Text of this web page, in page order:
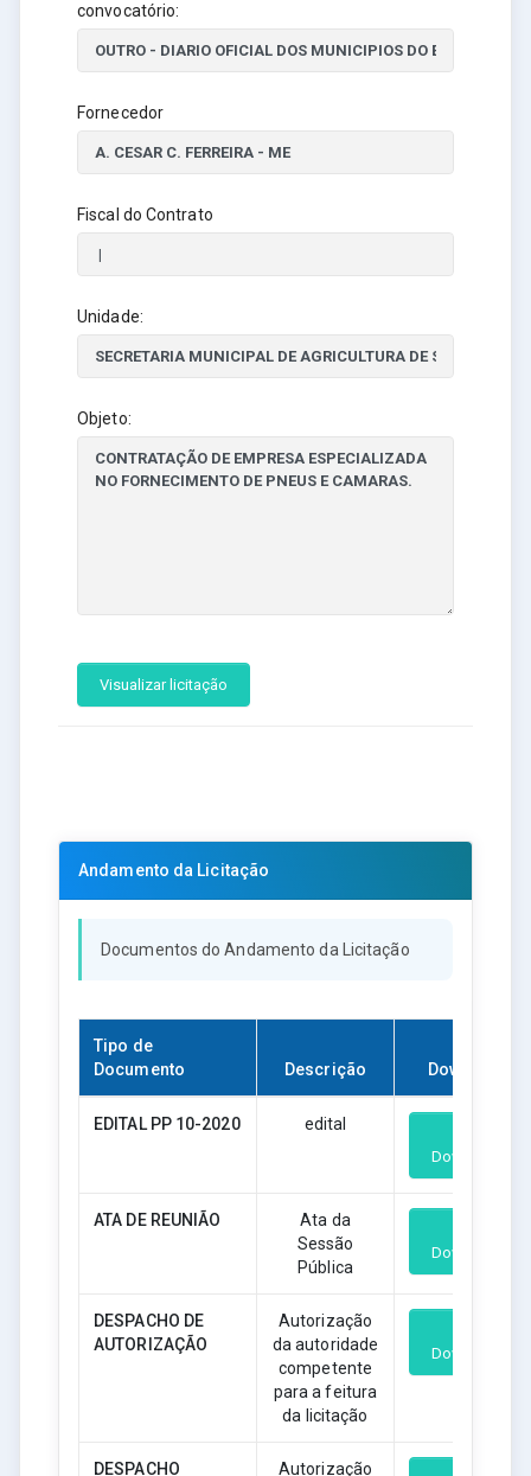
convocatório:
Fornecedor
Fiscal do Contrato
Unidade:
Objeto:
Visualizar licitação
Andamento da Licitação
Documentos do Andamento da Licitação
Tipo de
Documento
Descrição Download
EDITAL PP 10-2020 edital
Download
ATA DE REUNIÃO
Ata da
Sessão
Pública
Download
DESPACHO DE
AUTORIZAÇÃO
Autorização
da autoridade
competente
para a feitura
da licitação
Download
DESPACHO Autorização